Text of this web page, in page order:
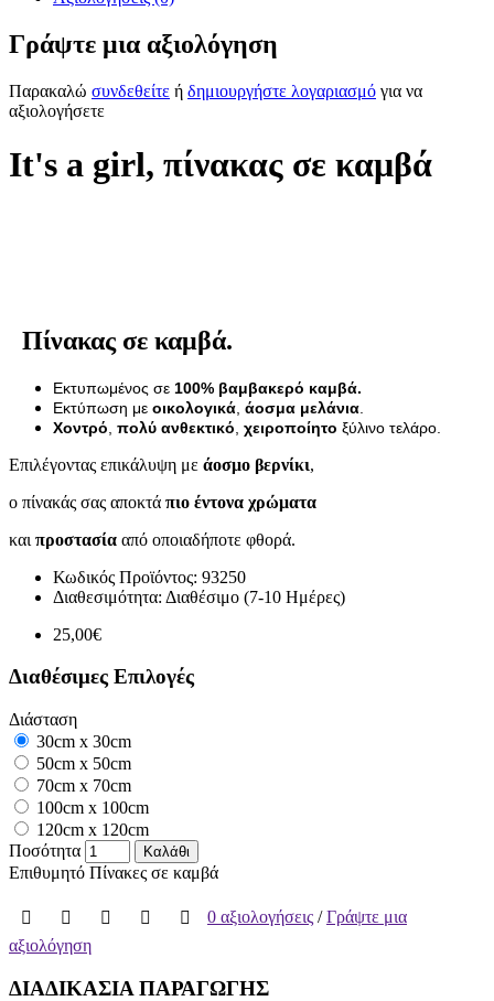
Γράψτε μια αξιολόγηση
Παρακαλώ συνδεθείτε ή δημιουργήστε λογαριασμό για να
αξιολογήσετε
It's a girl, πίνακας σε καμβά
Πίνακας σε καμβά.
Εκτυπωμένος σε 100% βαμβακερό καμβά.
Εκτύπωση με οικολογικά άοσμα μελάνια
Χοντρό πολύ ανθεκτικό χειροποίητο ξύλινο τελάρο.
Επιλέγοντας επικάλυψη με άοσμο βερνίκι,
ο πίνακάς σας αποκτά πιο έντονα χρώματα
και προστασία από οποιαδήποτε φθορά.
Κωδικός Προϊόντος: 93250
Διαθεσιμότητα: Διαθέσιμο (7-10 Ημέρες)
25,00€
Διαθέσιμες Επιλογές
Διάσταση
30cm x 30cm
50cm x 50cm
70cm x 70cm
100cm x 100cm
120cm x 120cm
Ποσότητα
Καλάθι
Επιθυμητό Πίνακες σε καμβά
0 αξιολογήσεις /Γράψτε μια
αξιολόγηση
ΔΙΑΔΙΚΑΣΙΑ ΠΑΡΑΓΩΓΗΣ